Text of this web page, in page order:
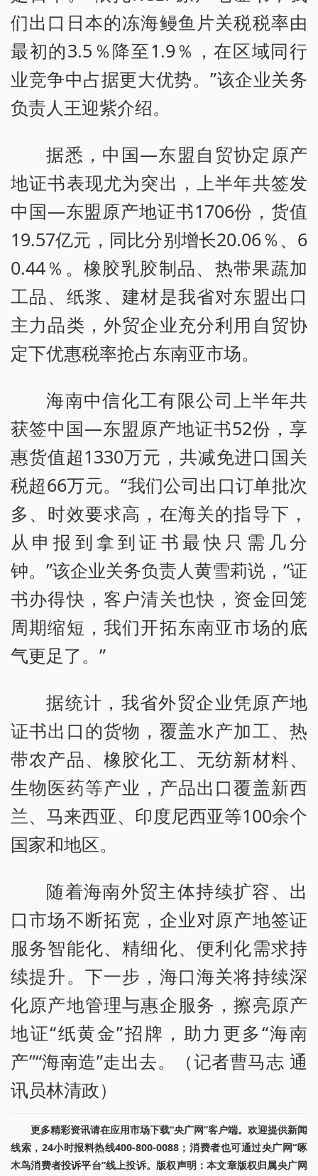
们出口日本的冻海鳗鱼片关税税率由
最初的3.5％降至1.9％，在区域同行
业竞争中占据更大优势。”该企业关务
负责人王迎紫介绍。
据悉，中国—东盟自贸协定原产
地证书表现尤为突出，上半年共签发
中国—东盟原产地证书1706份，货值
19.57亿元，同比分别增长20.06％、6
0.44％。橡胶乳胶制品、热带果蔬加
工品、纸浆、建材是我省对东盟出口
主力品类，外贸企业充分利用自贸协
定下优惠税率抢占东南亚市场。
海南中信化工有限公司上半年共
获签中国—东盟原产地证书52份，享
惠货值超1330万元，共减免进口国关
税超66万元。“我们公司出口订单批次
多、时效要求高，在海关的指导下，
从申报到拿到证书最快只需几分
钟。”该企业关务负责人黄雪莉说，“证
书办得快，客户清关也快，资金回笼
周期缩短，我们开拓东南亚市场的底
气更足了。”
据统计，我省外贸企业凭原产地
证书出口的货物，覆盖水产加工、热
带农产品、橡胶化工、无纺新材料、
生物医药等产业，产品出口覆盖新西
兰、马来西亚、印度尼西亚等100余个
国家和地区。
随着海南外贸主体持续扩容、出
口市场不断拓宽，企业对原产地签证
服务智能化、精细化、便利化需求持
续提升。下一步，海口海关将持续深
化原产地管理与惠企服务，擦亮原产
地证“纸黄金”招牌，助力更多“海南
产”“海南造”走出去。（记者曹马志 通
讯员林清政）
更多精彩资讯请在应用市场下载“央广网”客户端。欢迎提供新闻
线索，24小时报料热线400-800-0088；消费者也可通过央广网“啄
木鸟消费者投诉平台”线上投诉。版权声明：本文章版权归属央广网